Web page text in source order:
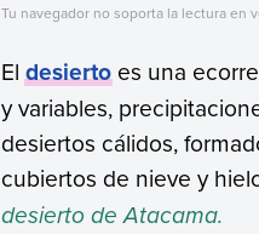
Tu navegador no soporta la lectura en
Eldesierto es una
y variables,
desiertos cálidos,
cubiertos de nieve y
desierto de Atacama.